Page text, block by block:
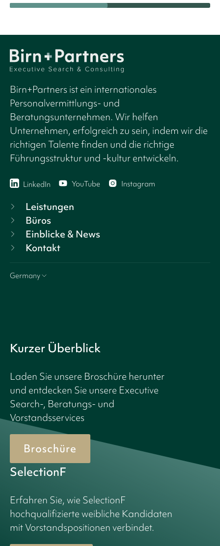
Birn+Partners ist ein internationales
Personalvermittlungs- und
Beratungsunternehmen. Wir helfen
Unternehmen, erfolgreich zu sein, indem wir die
richtigen Talente finden und die richtige
Führungsstruktur und -kultur entwickeln.
LinkedIn YouTube Instagram
Leistungen
Büros
Einblicke & News
Kontakt
Germany
Kurzer Überblick
Laden Sie unsere Broschüre herunter
und entdecken Sie unsere Executive
Search-, Beratungs- und
Vorstandsservices
Broschüre
SelectionF
Erfahren Sie, wie SelectionF
hochqualifizierte weibliche Kandidaten
mit Vorstandspositionen verbindet.